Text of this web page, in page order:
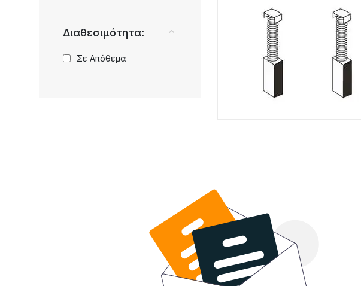
Διαθεσιμότητα:
Σε Απόθεμα